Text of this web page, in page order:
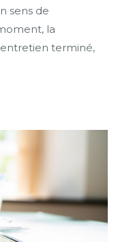
sens de
la
terminé,